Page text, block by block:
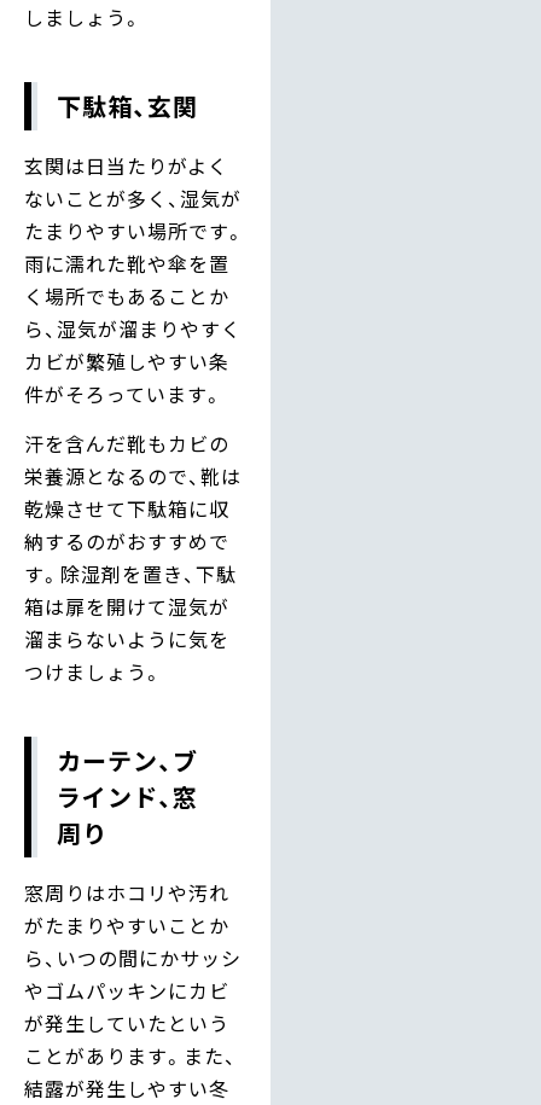
しましょう。
下駄箱、玄関
玄関は日当たりがよく
ないことが多く、湿気が
たまりやすい場所です。
雨に濡れた靴や傘を置
く場所でもあることか
ら、湿気が溜まりやすく
カビが繁殖しやすい条
件がそろっています。
汗を含んだ靴もカビの
栄養源となるので、靴は
乾燥させて下駄箱に収
納するのがおすすめで
す。除湿剤を置き、下駄
箱は扉を開けて湿気が
溜まらないように気を
つけましょう。
カーテン、ブ
ラインド、窓
周り
窓周りはホコリや汚れ
がたまりやすいことか
ら、いつの間にかサッシ
やゴムパッキンにカビ
が発生していたという
ことがあります。また、
結露が発生しやすい冬